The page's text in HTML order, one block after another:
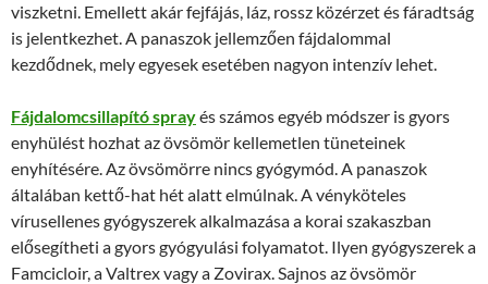
viszketni. Emellett akár fejfájás, láz, rossz közérzet és fáradtság
is jelentkezhet. A panaszok jellemzően fájdalommal
kezdődnek, mely egyesek esetében nagyon intenzív lehet.
Fájdalomcsillapító sprayés számos egyéb módszer is gyors
enyhülést hozhat az övsömör kellemetlen tüneteinek
enyhítésére. Az övsömörre nincs gyógymód. A panaszok
általában kettő-hat hét alatt elmúlnak. A vényköteles
vírusellenes gyógyszerek alkalmazása a korai szakaszban
elősegítheti a gyors gyógyulási folyamatot. Ilyen gyógyszerek a
Famcicloir, a Valtrex vagy a Zovirax. Sajnos az övsömör